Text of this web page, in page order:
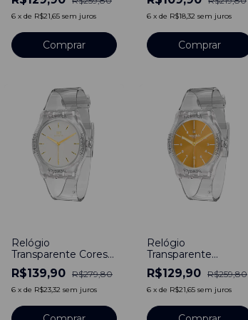
Bewatch
6 x de R$21,65 sem juros
Bewatch
6 x de R$18,32 sem juros
Relógio
Transparente Cores
Clear Whiteness
Dourado Bewatch
R$139,90 R$279,80
6 x de R$23,32 sem juros
Relógio
Transparente
Clássico Dourado
Clear Bewatch
R$129,90 R$259,80
6 x de R$21,65 sem juros